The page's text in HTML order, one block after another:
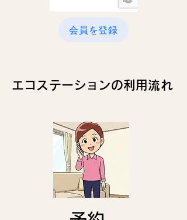
会員を登録
エコステーションの利用流れ